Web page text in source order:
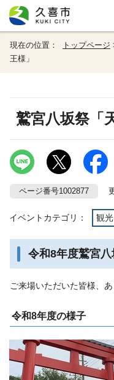
現在の位置： トップページ
王様」
鷲宮八坂祭「
ページ番号1002877 更
イベントカテゴリ： 観
令和8年度鷲宮八
ご来場いただいた皆様、
令和8年度の様子